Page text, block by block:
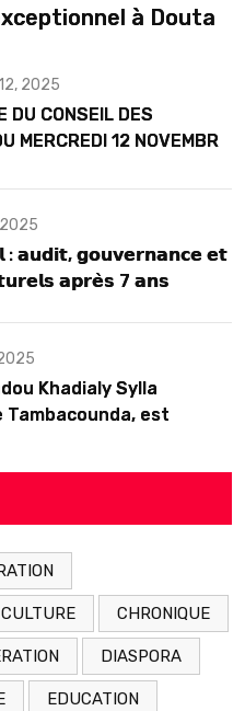
à Douta
2025
DU CONSEIL DES
MERCREDI 12 NOVEMBRE
: 𝗮𝘂𝗱𝗶𝘁, 𝗴𝗼𝘂𝘃𝗲𝗿𝗻𝗮𝗻𝗰𝗲 𝗲𝘁
𝗮𝗽𝗿𝗲̀𝘀 7 𝗮𝗻𝘀
Khadialy Sylla
Tambacounda, est
CHRONIQUE
DIASPORA
EDUCATION